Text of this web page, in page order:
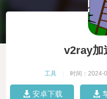
v2ray加
工具 时间：2024-
安卓下载